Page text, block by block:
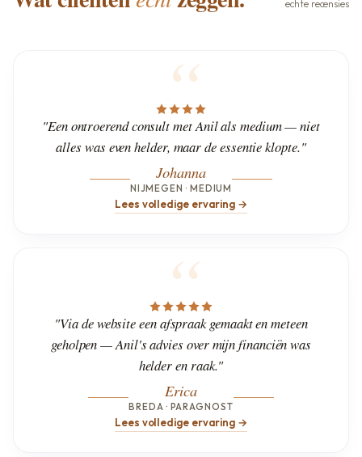
echte recensies
"Een ontroerend consult met Anil als medium — niet
alles was even helder, maar de essentie klopte."
Johanna
NIJMEGEN · MEDIUM
Lees volledige ervaring →
"Via de website een afspraak gemaakt en meteen
geholpen — Anil's advies over mijn financiën was
helder en raak."
Erica
BREDA · PARAGNOST
Lees volledige ervaring →